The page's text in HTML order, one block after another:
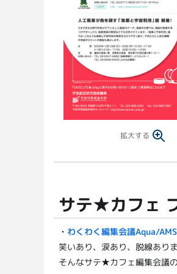
拡大する
サテ★カフェ
・ わくわく編集会議Aqua/
笑いあり、涙あり、脱線あり
そんなサテ★カフェ編集会議